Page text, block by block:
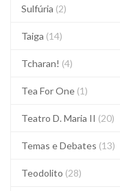
Sulfúria (2)
Taiga (14)
Tcharan! (4)
Tea For One (1)
Teatro D. Maria II (20)
Temas e Debates (13)
Teodolito (28)